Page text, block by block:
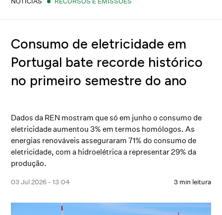
Consumo de eletricidade em
Portugal bate recorde histórico
no primeiro semestre do ano
Dados da REN mostram que só em junho o consumo de
eletricidade aumentou 3% em termos homólogos. As
energias renováveis asseguraram 71% do consumo de
eletricidade, com a hidroelétrica a representar 29% da
produção.
03 Jul 2026 - 13:04 3 min leitura